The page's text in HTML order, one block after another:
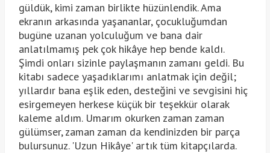
güldük, kimi zaman birlikte hüzünlendik. Ama
ekranın arkasında yaşananlar, çocukluğumdan
bugüne uzanan yolculuğum ve bana dair
anlatılmamış pek çok hikâye hep bende kaldı.
Şimdi onları sizinle paylaşmanın zamanı geldi. Bu
kitabı sadece yaşadıklarımı anlatmak için değil;
yıllardır bana eşlik eden, desteğini ve sevgisini hiç
esirgemeyen herkese küçük bir teşekkür olarak
kaleme aldım. Umarım okurken zaman zaman
gülümser, zaman zaman da kendinizden bir parça
bulursunuz. 'Uzun Hikâye' artık tüm kitapçılarda.